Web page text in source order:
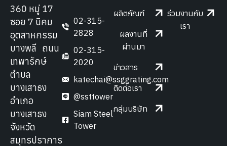
360 หมู่ 17
ซอย 7 นิคม
อุตสาหกรรม
บางพลี ถนน
เทพารักษ์
ตำบล
บางเสาธง
อำเภอ
บางเสาธง
จังหวัด
สมุทรปราการ
02-315-
2828
02-315-
2020
katechai@ssggrating.com
@ssttower
Siam Steel
Tower
ผลิตภัณฑ์
ผลงานที่
ผ่านมา
ข่าวสาร
ติดต่อเรา
กลุ่มบริษัท
ร่วมงานกับ
เรา